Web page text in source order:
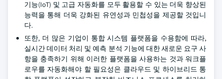
기능(IoT) 및 고급 자동화를 모두 활용할 수 있는 더욱 향상된
능력을 통해 더욱 강화된 유연성과 민첩성을 제공할 것입니
다.
또한, 더 많은 기업이 통합 시스템 플랫폼을 수용함에 따라,
실시간 데이터 처리 및 예측 분석 기능에 대한 새로운 요구 사
항을 충족하기 위해 이러한 플랫폼을 사용하는 것과 워크플
로우를 자동화해야 할 필요성은 클라우드 및 하이브리드 통